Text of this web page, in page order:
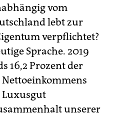
vom
lebt zur
verpflichtet?
Sprache. 2019
16,2 Prozent der
Luxusgut
unserer